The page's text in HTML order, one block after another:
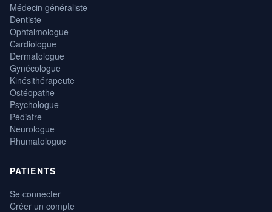
Médecin généraliste
Dentiste
Ophtalmologue
Cardiologue
Dermatologue
Gynécologue
Kinésithérapeute
Ostéopathe
Psychologue
Pédiatre
Neurologue
Rhumatologue
PATIENTS
Se connecter
Créer un compte